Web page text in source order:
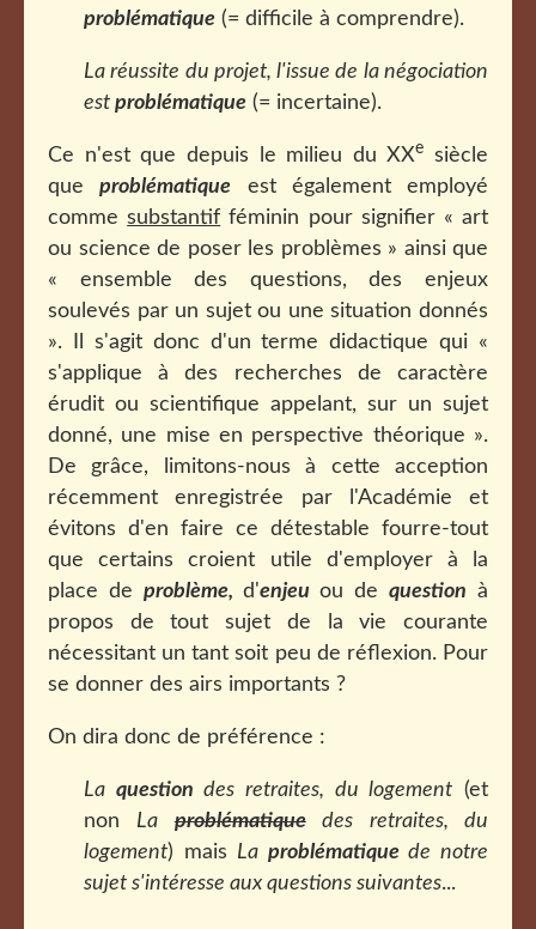
problématique (= difficile à comprendre).
La réussite du projet, l'issue de la négociation
est problématique (= incertaine).
Ce n'est que depuis le milieu du XXe
siècle
queproblématique est également employé
commesubstantif féminin pour signifier « art
ou science de poser les problèmes » ainsi que
« ensemble des questions, des enjeux
soulevés par un sujet ou une situation donnés
». Il s'agit donc d'un terme didactique qui «
s'applique à des recherches de caractère
érudit ou scientifique appelant, sur un sujet
donné, une mise en perspective théorique ».
De grâce, limitons-nous à cette acception
récemment enregistrée par l'Académie et
évitons d'en faire ce détestable fourre-tout
que certains croient utile d'employer à la
place de problème, d'enjeu ou dequestion à
propos de tout sujet de la vie courante
nécessitant un tant soit peu de réflexion. Pour
se donner des airs importants ?
On dira donc de préférence :
La question des retraites, du logement (et
non Laproblématiquedes retraites, du
logement) mais La problématiquede notre
sujet s'intéresse aux questions suivantes...